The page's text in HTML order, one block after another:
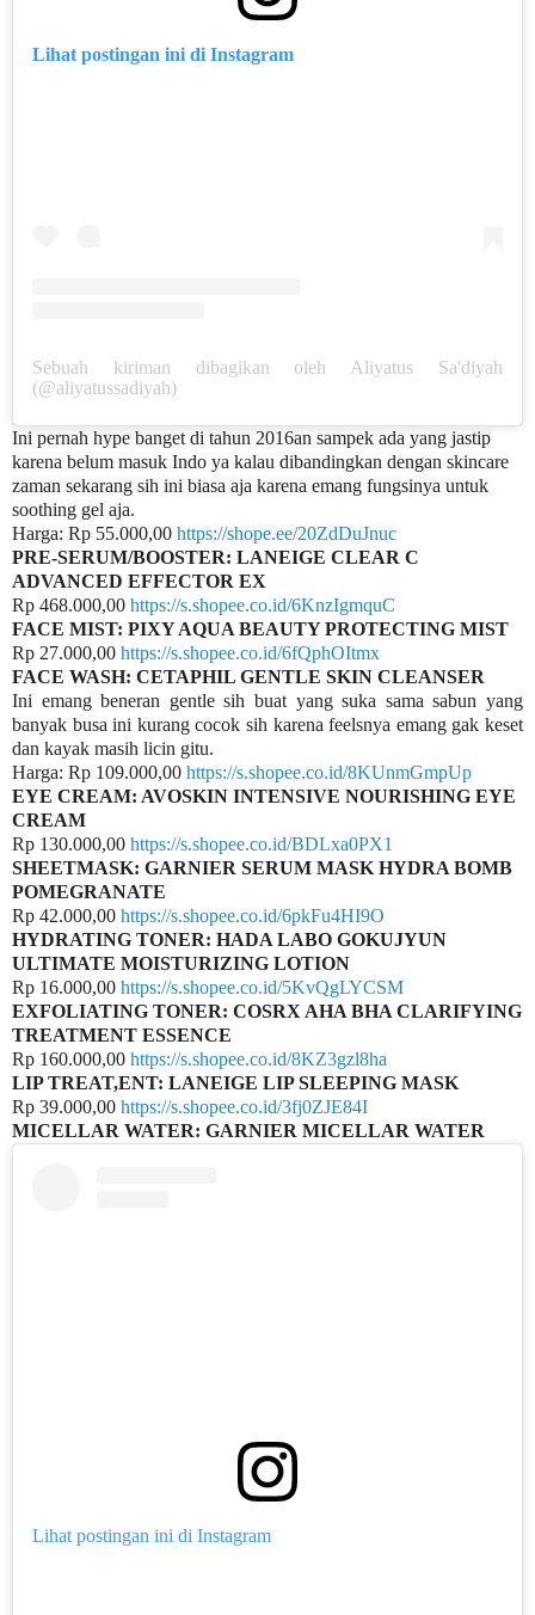
Lihat postingan ini di Instagram
Sebuah kiriman dibagikan oleh Aliyatus Sa'diyah
(@aliyatussadiyah)
Ini pernah hype banget di tahun 2016an sampek ada yang jastip
karena belum masuk Indo ya kalau dibandingkan dengan skincare
zaman sekarang sih ini biasa aja karena emang fungsinya untuk
soothing gel aja.
Harga: Rp 55.000,00 https://shope.ee/20ZdDuJnuc
PRE-SERUM/BOOSTER: LANEIGE CLEAR C
ADVANCED EFFECTOR EX
Rp 468.000,00 https://s.shopee.co.id/6KnzIgmquC
FACE MIST: PIXY AQUA BEAUTY PROTECTING MIST
Rp 27.000,00 https://s.shopee.co.id/6fQphOItmx
FACE WASH: CETAPHIL GENTLE SKIN CLEANSER
Ini emang beneran gentle sih buat yang suka sama sabun yang
banyak busa ini kurang cocok sih karena feelsnya emang gak keset
dan kayak masih licin gitu.
Harga: Rp 109.000,00 https://s.shopee.co.id/8KUnmGmpUp
EYE CREAM: AVOSKIN INTENSIVE NOURISHING EYE
CREAM
Rp 130.000,00 https://s.shopee.co.id/BDLxa0PX1
SHEETMASK: GARNIER SERUM MASK HYDRA BOMB
POMEGRANATE
Rp 42.000,00 https://s.shopee.co.id/6pkFu4HI9O
HYDRATING TONER: HADA LABO GOKUJYUN
ULTIMATE MOISTURIZING LOTION
Rp 16.000,00 https://s.shopee.co.id/5KvQgLYCSM
EXFOLIATING TONER: COSRX AHA BHA CLARIFYING
TREATMENT ESSENCE
Rp 160.000,00 https://s.shopee.co.id/8KZ3gzl8ha
LIP TREAT,ENT: LANEIGE LIP SLEEPING MASK
Rp 39.000,00 https://s.shopee.co.id/3fj0ZJE84I
MICELLAR WATER: GARNIER MICELLAR WATER
Lihat postingan ini di Instagram